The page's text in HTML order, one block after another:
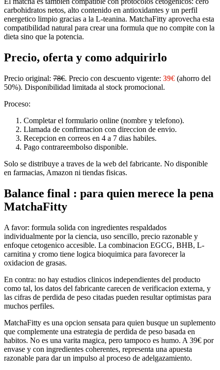
carbohidratos netos, alto contenido en antioxidantes y un perfil
energetico limpio gracias a la L-teanina. MatchaFitty aprovecha esta
compatibilidad natural para crear una formula que no compite con la
dieta sino que la potencia.
Precio, oferta y como adquirirlo
Precio original: 78€. Precio con descuento vigente: 39€ (ahorro del
50%). Disponibilidad limitada al stock promocional.
Proceso:
Completar el formulario online (nombre y telefono).
Llamada de confirmacion con direccion de envio.
Recepcion en correos en 4 a 7 dias habiles.
Pago contrareembolso disponible.
Solo se distribuye a traves de la web del fabricante. No disponible
en farmacias, Amazon ni tiendas fisicas.
Balance final : para quien merece la pena
MatchaFitty
A favor: formula solida con ingredientes respaldados
individualmente por la ciencia, uso sencillo, precio razonable y
enfoque cetogenico accesible. La combinacion EGCG, BHB, L-
carnitina y cromo tiene logica bioquimica para favorecer la
oxidacion de grasas.
En contra: no hay estudios clinicos independientes del producto
como tal, los datos del fabricante carecen de verificacion externa, y
las cifras de perdida de peso citadas pueden resultar optimistas para
muchos perfiles.
MatchaFitty es una opcion sensata para quien busque un suplemento
que complemente una estrategia de perdida de peso basada en
habitos. No es una varita magica, pero tampoco es humo. A 39€ por
envase y con ingredientes coherentes, representa una apuesta
razonable para dar un impulso al proceso de adelgazamiento.